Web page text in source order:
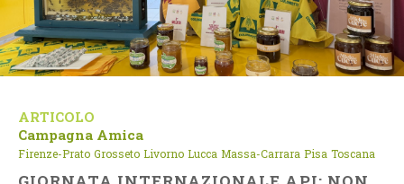
ARTICOLO
Campagna Amica
Firenze-Prato Grosseto Livorno Lucca Massa-Carrara Pisa Toscana